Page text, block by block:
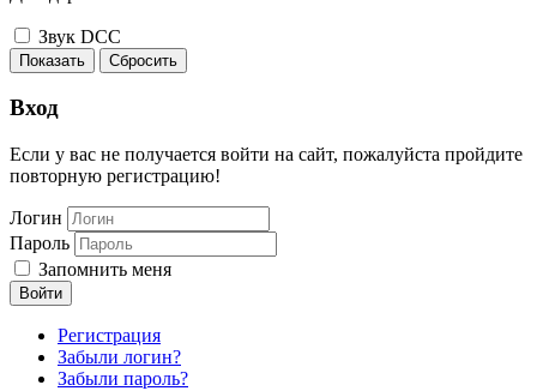
Звук DCC
Показать Сбросить
Вход
Если у вас не получается войти на сайт, пожалуйста пройдите
повторную регистрацию!
Логин
Пароль
Запомнить меня
Войти
Регистрация
Забыли логин?
Забыли пароль?